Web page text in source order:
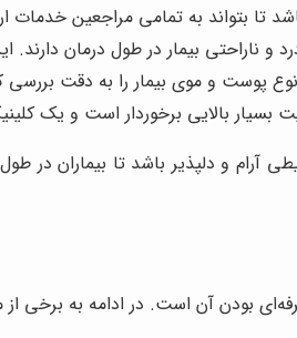
تا بتواند به تمامی مراجعین خدمات
بیمار در طول درمان دارند.
و موی بیمار را به دقت بررسی
بسیار بالایی برخوردار است و یک
آرام و دلپذیر باشد تا بیماران
بودن آن است. در ادامه به برخی